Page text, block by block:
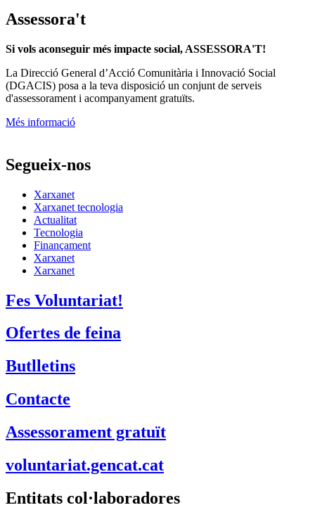
Assessora't
Si vols aconseguir més impacte social, ASSESSORA'T!
La Direcció General d’Acció Comunitària i Innovació Social
(DGACIS) posa a la teva disposició un conjunt de serveis
d'assessorament i acompanyament gratuïts.
Més informació
Segueix-nos
Xarxanet
Xarxanet tecnologia
Actualitat
Tecnologia
Finançament
Xarxanet
Xarxanet
Fes Voluntariat!
Ofertes de feina
Butlletins
Contacte
Assessorament gratuït
voluntariat.gencat.cat
Entitats col·laboradores